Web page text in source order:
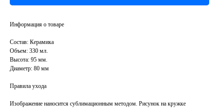
Информация о товаре
Состав: Керамика
Объем: 330 мл.
Высота: 95 мм.
Диаметр: 80 мм
Правила ухода
Изображение наносится сублимационным методом. Рисунок на кружке